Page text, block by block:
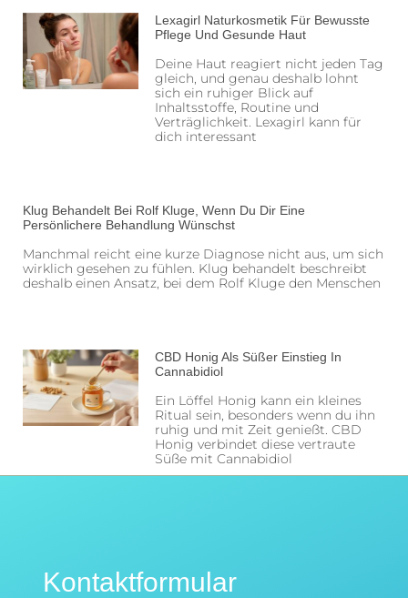
Lexagirl Naturkosmetik Für Bewusste
Pflege Und Gesunde Haut
Deine Haut reagiert nicht jeden Tag
gleich, und genau deshalb lohnt
sich ein ruhiger Blick auf
Inhaltsstoffe, Routine und
Verträglichkeit. Lexagirl kann für
dich interessant
Klug Behandelt Bei Rolf Kluge, Wenn Du Dir Eine
Persönlichere Behandlung Wünschst
Manchmal reicht eine kurze Diagnose nicht aus, um sich
wirklich gesehen zu fühlen. Klug behandelt beschreibt
deshalb einen Ansatz, bei dem Rolf Kluge den Menschen
CBD Honig Als Süßer Einstieg In
Cannabidiol
Ein Löffel Honig kann ein kleines
Ritual sein, besonders wenn du ihn
ruhig und mit Zeit genießt. CBD
Honig verbindet diese vertraute
Süße mit Cannabidiol
Kontaktformular